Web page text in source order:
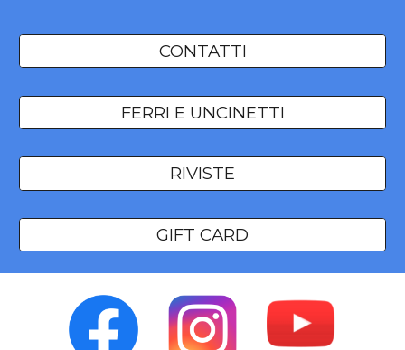
CONTATTI
FERRI E UNCINETTI
RIVISTE
GIFT CARD